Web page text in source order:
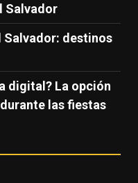
Salvador
Salvador: destinos
digital? La opción
las fiestas